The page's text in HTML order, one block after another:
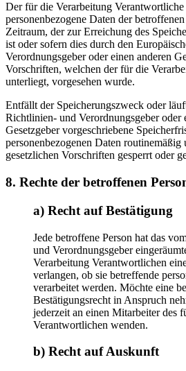
Der für die Verarbeitung
personenbezogene Daten der
Zeitraum, der zur Erreichung des
ist oder sofern dies durch den
Verordnungsgeber oder einen anderen
Vorschriften, welchen der für die
unterliegt, vorgesehen wurde.
Entfällt der Speicherungszweck oder
Richtlinien- und Verordnungsgeber oder
Gesetzgeber vorgeschriebene
personenbezogenen Daten routinemäßig
gesetzlichen Vorschriften gesperrt oder
8. Rechte der betroffenen
a) Recht auf Bestätigung
Jede betroffene Person hat das
und Verordnungsgeber
Verarbeitung Verantwortlichen
verlangen, ob sie betreffende
verarbeitet werden. Möchte eine
Bestätigungsrecht in Anspruch
jederzeit an einen Mitarbeiter des
Verantwortlichen wenden.
b) Recht auf Auskunft